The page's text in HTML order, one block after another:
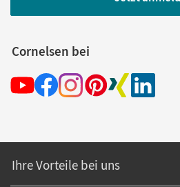
Cornelsen bei
Ihre Vorteile bei uns